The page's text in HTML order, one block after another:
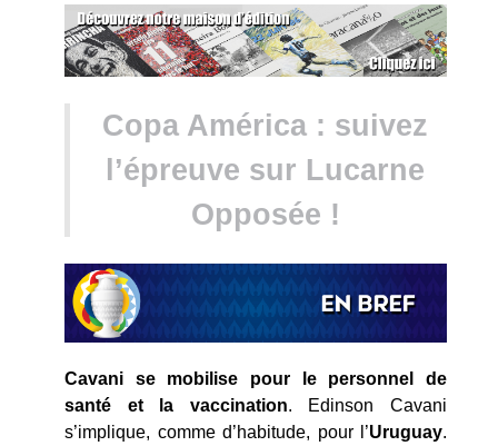
Copa América : suivez
l’épreuve sur Lucarne
Opposée !
Cavani se mobilise pour le personnel de
santé et la vaccination. Edinson Cavani
s’implique, comme d’habitude, pour l’Uruguay.